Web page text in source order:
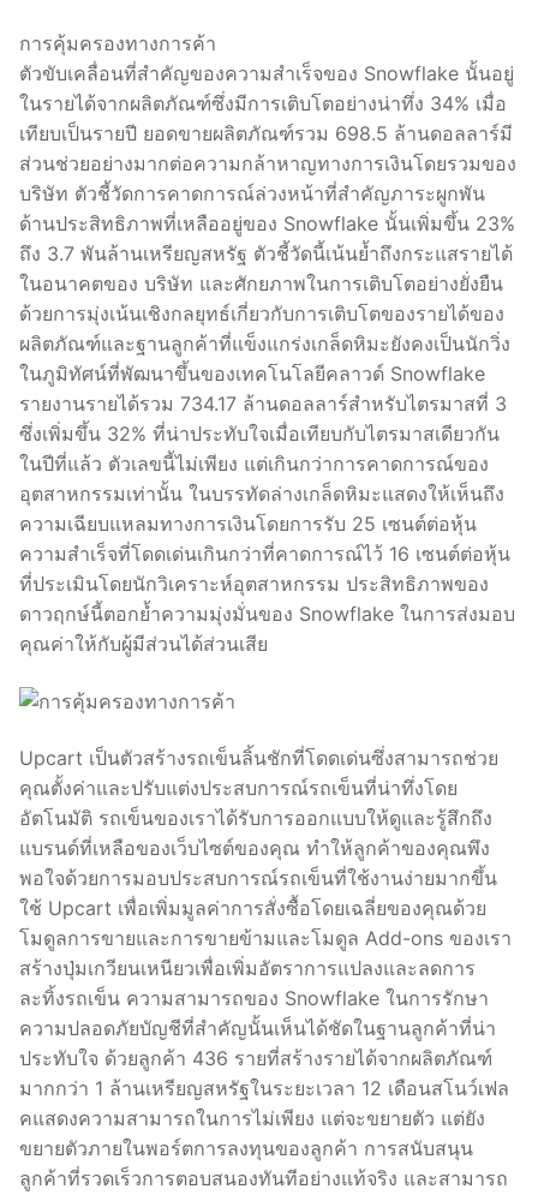
การคุ้มครองทางการค้า
ตัวขับเคลื่อนที่สำคัญของความสำเร็จของ Snowflake นั้นอยู่
ในรายได้จากผลิตภัณฑ์ซึ่งมีการเติบโตอย่างน่าทึ่ง 34% เมื่อ
เทียบเป็นรายปี ยอดขายผลิตภัณฑ์รวม 698.5 ล้านดอลลาร์มี
ส่วนช่วยอย่างมากต่อความกล้าหาญทางการเงินโดยรวมของ
บริษัท ตัวชี้วัดการคาดการณ์ล่วงหน้าที่สำคัญภาระผูกพัน
ด้านประสิทธิภาพที่เหลืออยู่ของ Snowflake นั้นเพิ่มขึ้น 23%
ถึง 3.7 พันล้านเหรียญสหรัฐ ตัวชี้วัดนี้เน้นย้ำถึงกระแสรายได้
ในอนาคตของ บริษัท และศักยภาพในการเติบโตอย่างยั่งยืน
ด้วยการมุ่งเน้นเชิงกลยุทธ์เกี่ยวกับการเติบโตของรายได้ของ
ผลิตภัณฑ์และฐานลูกค้าที่แข็งแกร่งเกล็ดหิมะยังคงเป็นนักวิ่ง
ในภูมิทัศน์ที่พัฒนาขึ้นของเทคโนโลยีคลาวด์ Snowflake
รายงานรายได้รวม 734.17 ล้านดอลลาร์สำหรับไตรมาสที่ 3
ซึ่งเพิ่มขึ้น 32% ที่น่าประทับใจเมื่อเทียบกับไตรมาสเดียวกัน
ในปีที่แล้ว ตัวเลขนี้ไม่เพียง แต่เกินกว่าการคาดการณ์ของ
อุตสาหกรรมเท่านั้น ในบรรทัดล่างเกล็ดหิมะแสดงให้เห็นถึง
ความเฉียบแหลมทางการเงินโดยการรับ 25 เซนต์ต่อหุ้น
ความสำเร็จที่โดดเด่นเกินกว่าที่คาดการณ์ไว้ 16 เซนต์ต่อหุ้น
ที่ประเมินโดยนักวิเคราะห์อุตสาหกรรม ประสิทธิภาพของ
ดาวฤกษ์นี้ตอกย้ำความมุ่งมั่นของ Snowflake ในการส่งมอบ
คุณค่าให้กับผู้มีส่วนได้ส่วนเสีย
Upcart เป็นตัวสร้างรถเข็นลิ้นชักที่โดดเด่นซึ่งสามารถช่วย
คุณตั้งค่าและปรับแต่งประสบการณ์รถเข็นที่น่าทึ่งโดย
อัตโนมัติ รถเข็นของเราได้รับการออกแบบให้ดูและรู้สึกถึง
แบรนด์ที่เหลือของเว็บไซต์ของคุณ ทำให้ลูกค้าของคุณพึง
พอใจด้วยการมอบประสบการณ์รถเข็นที่ใช้งานง่ายมากขึ้น
ใช้ Upcart เพื่อเพิ่มมูลค่าการสั่งซื้อโดยเฉลี่ยของคุณด้วย
โมดูลการขายและการขายข้ามและโมดูล Add-ons ของเรา
สร้างปุ่มเกวียนเหนียวเพื่อเพิ่มอัตราการแปลงและลดการ
ละทิ้งรถเข็น ความสามารถของ Snowflake ในการรักษา
ความปลอดภัยบัญชีที่สำคัญนั้นเห็นได้ชัดในฐานลูกค้าที่น่า
ประทับใจ ด้วยลูกค้า 436 รายที่สร้างรายได้จากผลิตภัณฑ์
มากกว่า 1 ล้านเหรียญสหรัฐในระยะเวลา 12 เดือนสโนว์เฟล
คแสดงความสามารถในการไม่เพียง แต่จะขยายตัว แต่ยัง
ขยายตัวภายในพอร์ตการลงทุนของลูกค้า การสนับสนุน
ลูกค้าที่รวดเร็วการตอบสนองทันทีอย่างแท้จริง และสามารถ